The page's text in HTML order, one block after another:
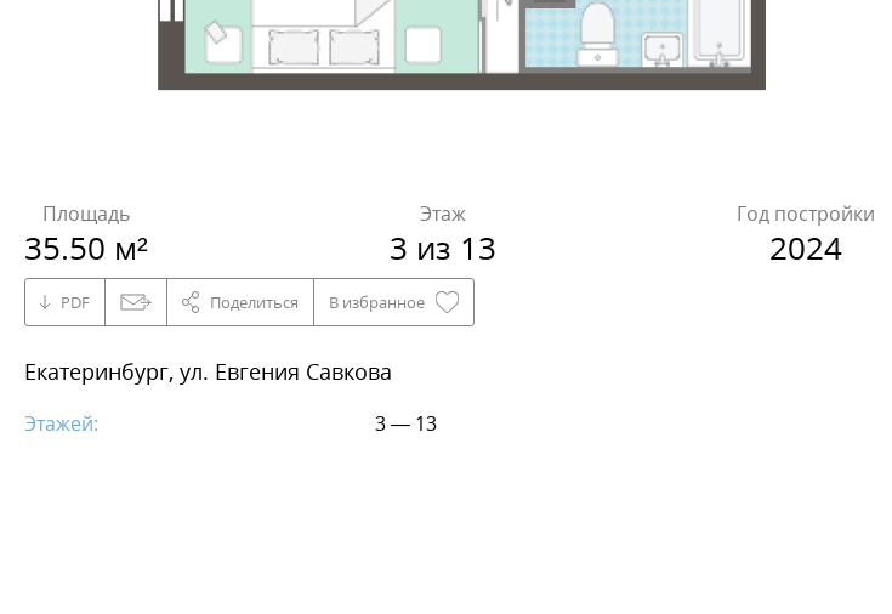
Площадь
35.50 м²
Этаж
3 из 13
Год постройки
2024
PDF Поделиться В избранное
Екатеринбург, ул. Евгения Савкова
Этажей: 3 — 13